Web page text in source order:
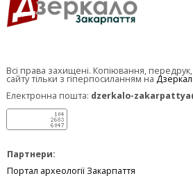
Всі права захищені. Копіювання,
сайту тільки з гіперпосиланням на
Електронна пошта: dzerkalo-
Партнери:
Портал археології Закарпаття